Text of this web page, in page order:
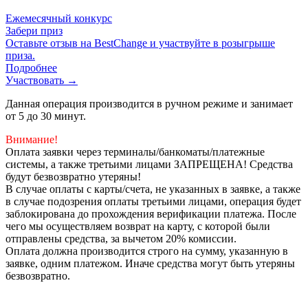
Ежемесячный конкурс
Забери приз
Оставьте отзыв на BestChange и участвуйте в розыгрыше
приза.
Подробнее
Участвовать →
Данная операция производится в ручном режиме и занимает
от 5 до 30 минут.
Внимание!
Оплата заявки через терминалы/банкоматы/платежные
системы, а также третьими лицами ЗАПРЕЩЕНА! Средства
будут безвозвратно утеряны!
В случае оплаты с карты/счета, не указанных в заявке, а также
в случае подозрения оплаты третьими лицами, операция будет
заблокирована до прохождения верификации платежа. После
чего мы осуществляем возврат на карту, с которой были
отправлены средства, за вычетом 20% комиссии.
Оплата должна производится строго на сумму, указанную в
заявке, одним платежом. Иначе средства могут быть утеряны
безвозвратно.